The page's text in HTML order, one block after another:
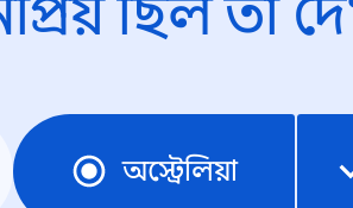
ছিল তা
অস্ট্রেলিয়া